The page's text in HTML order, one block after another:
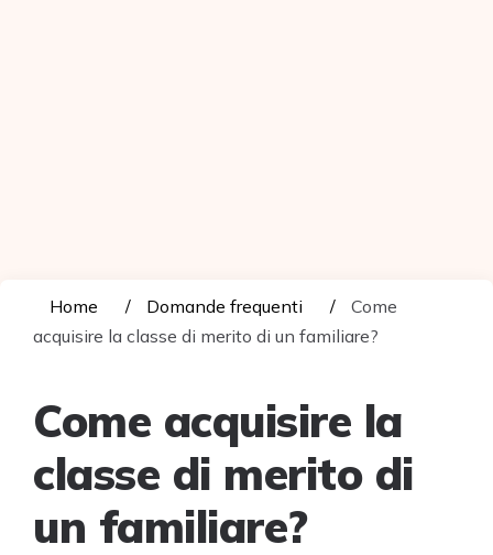
Home Domande frequenti
Come
acquisire la classe di merito di un familiare?
Come acquisire la
classe di merito di
un familiare?